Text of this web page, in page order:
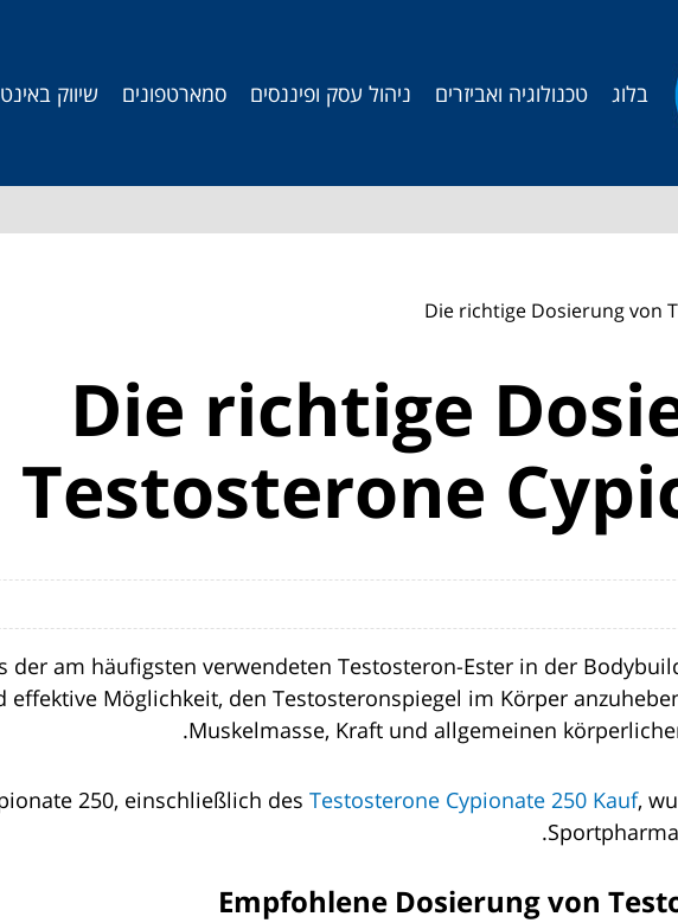
בלוג טכנולוגיה ואביזרים ניהול עסק ופיננסים סמארטפונים שיווק
Die richtige Dosierung von
Die richtige
Testosterone
der am häufigsten verwendeten Testosteron-Ester in der
effektive Möglichkeit, den Testosteronspiegel im Körper
Muskelmasse, Kraft und allgemeinen
250, einschließlich des Testosterone Cypionate 250 Kauf,
Empfohlene Dosierung von